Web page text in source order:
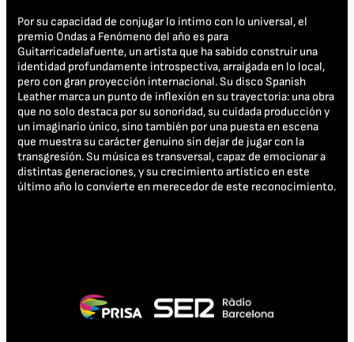
Por su capacidad de conjugar lo íntimo con lo universal, el
premio Ondas a Fenómeno del año es para
Guitarricadelafuente, un artista que ha sabido construir una
identidad profundamente introspectiva, arraigada en lo local,
pero con gran proyección internacional. Su disco Spanish
Leather marca un punto de inflexión en su trayectoria: una obra
que no solo destaca por su sonoridad, su cuidada producción y
un imaginario único, sino también por una puesta en escena
que muestra su carácter genuino sin dejar de jugar con la
transgresión. Su música es transversal, capaz de emocionar a
distintas generaciones, y su crecimiento artístico en este
último año lo convierte en merecedor de este reconocimiento.